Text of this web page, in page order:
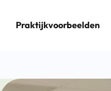
Praktijkvoorbeelden